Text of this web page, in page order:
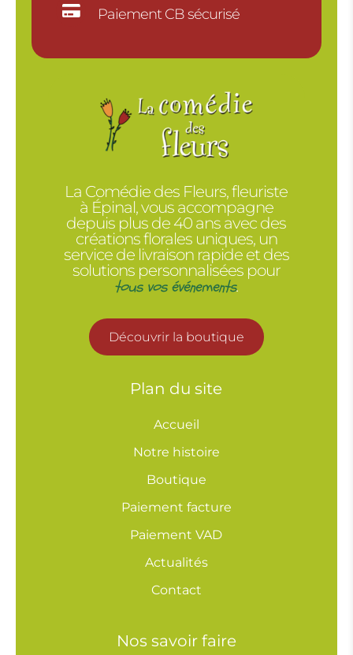
 Paiement CB sécurisé
La Comédie des Fleurs, fleuriste
à Épinal, vous accompagne
depuis plus de 40 ans avec des
créations florales uniques, un
service de livraison rapide et des
solutions personnalisées pour
tous vos événements.
Découvrir la boutique
Plan du site
Accueil
Notre histoire
Boutique
Paiement facture
Paiement VAD
Actualités
Contact
Nos savoir faire